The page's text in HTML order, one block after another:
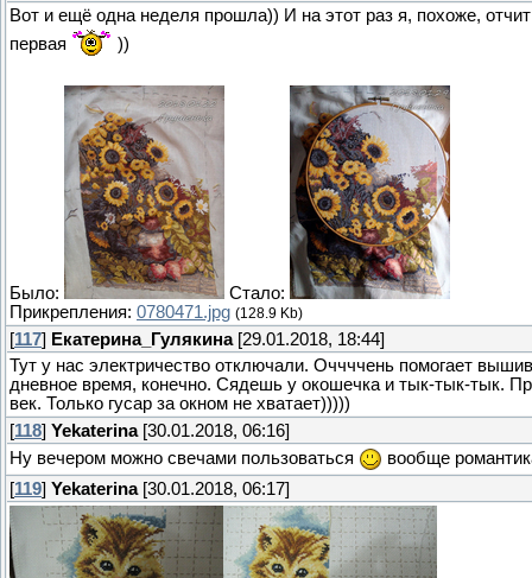
Вот и ещё одна неделя прошла)) И на этот раз я, похоже,
первая
))
Было:
Стало:
Прикрепления: 0780471.jpg (128.9 Kb)
[117] Екатерина_Гулякина[29.01.2018, 18:44]
Тут у нас электричество отключали. Оччччень помогает
дневное время, конечно. Сядешь у окошечка и тык-тык-тык.
век. Только гусар за окном не хватает)))))
[118] Yekaterina[30.01.2018, 06:16]
Ну вечером можно свечами пользоваться
вообще
[119] Yekaterina[30.01.2018, 06:17]